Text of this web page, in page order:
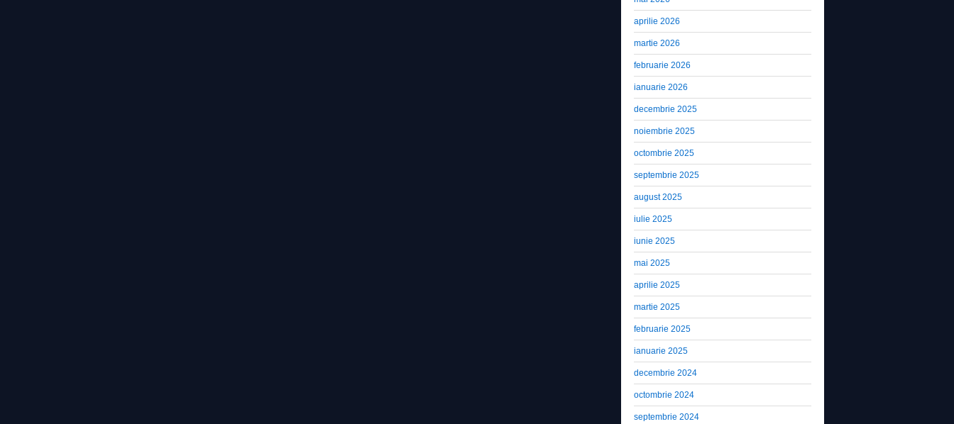
aprilie 2026
martie 2026
februarie 2026
ianuarie 2026
decembrie 2025
noiembrie 2025
octombrie 2025
septembrie 2025
august 2025
iulie 2025
iunie 2025
mai 2025
aprilie 2025
martie 2025
februarie 2025
ianuarie 2025
decembrie 2024
octombrie 2024
septembrie 2024